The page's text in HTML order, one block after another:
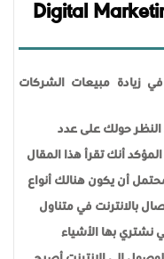
زيادة مبيعات الشركات
النظر حولك على عدد
أنك تقرأ هذا المقال
أن يكون هنالك أنواع
بالانترنت في متناول
نشتري بها الأشياء